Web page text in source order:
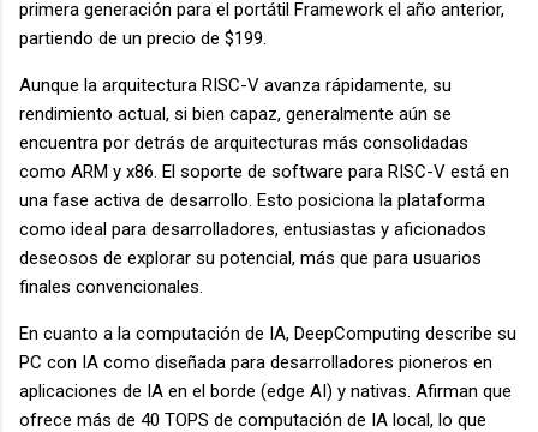
primera generación para el portátil Framework el año anterior,
partiendo de un precio de $199.
Aunque la arquitectura RISC-V avanza rápidamente, su
rendimiento actual, si bien capaz, generalmente aún se
encuentra por detrás de arquitecturas más consolidadas
como ARM y x86. El soporte de software para RISC-V está en
una fase activa de desarrollo. Esto posiciona la plataforma
como ideal para desarrolladores, entusiastas y aficionados
deseosos de explorar su potencial, más que para usuarios
finales convencionales.
En cuanto a la computación de IA, DeepComputing describe su
PC con IA como diseñada para desarrolladores pioneros en
aplicaciones de IA en el borde (edge AI) y nativas. Afirman que
ofrece más de 40 TOPS de computación de IA local, lo que